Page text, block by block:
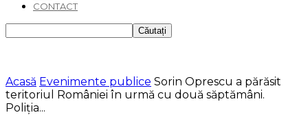
CONTACT
Acasă Evenimente publice Sorin Oprescu a părăsit
teritoriul României în urmă cu două săptămâni.
Poliția...